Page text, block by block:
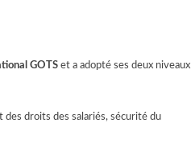
GOTS et a adopté ses deux niveaux
des droits des salariés, sécurité du